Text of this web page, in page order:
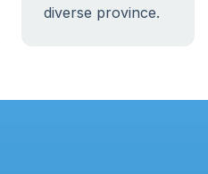
diverse province.